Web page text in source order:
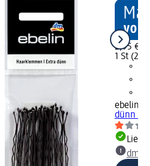
2,95 €
1 St
ebelin
dünn -
dm